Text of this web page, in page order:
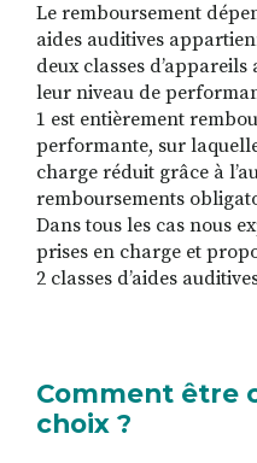
Le remboursement
aides auditives
deux classes
leur niveau de
1 est entièrement
performante, sur
charge réduit grâce à
remboursements
Dans tous les cas nous
prises en charge et
2 classes d’aides
Comment être
choix ?